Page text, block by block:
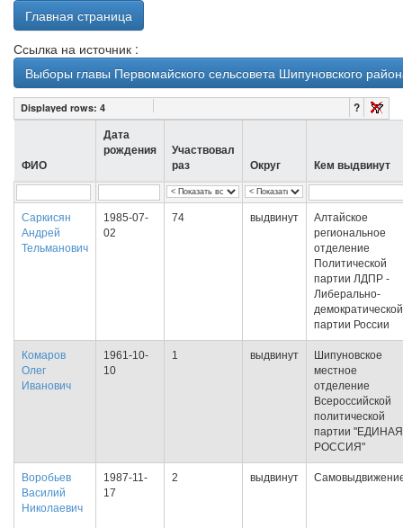
Главная страница
Ссылка на источник :
Выборы главы Первомайского сельсовета Шипуновского
Displayed rows: 4 ?
ФИО
Дата
рождения
Участвовал
раз
Округ Кем выдвинут
Саркисян
Андрей
Тельманович
1985-07-
02
74 выдвинут
Алтайское
региональное
отделение
Политической
партии ЛДПР -
Либерально-
демократической
партии России
Комаров
Олег
Иванович
1961-10-
10
1 выдвинут
Шипуновское
местное
отделение
Всероссийской
политической
партии "ЕДИНАЯ
РОССИЯ"
Воробьев
Василий
Николаевич
1987-11-
17
2 выдвинут